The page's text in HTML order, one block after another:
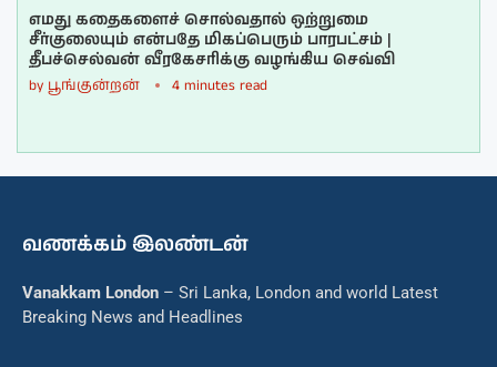
எமது கதைகளைச் சொல்வதால் ஒற்றுமை
சீர்குலையும் என்பதே மிகப்பெரும் பாரபட்சம் |
தீபச்செல்வன் வீரகேசரிக்கு வழங்கிய செவ்வி
by பூங்குன்றன் 4 minutes read
வணக்கம் இலண்டன்
Vanakkam London – Sri Lanka, London and world Latest
Breaking News and Headlines